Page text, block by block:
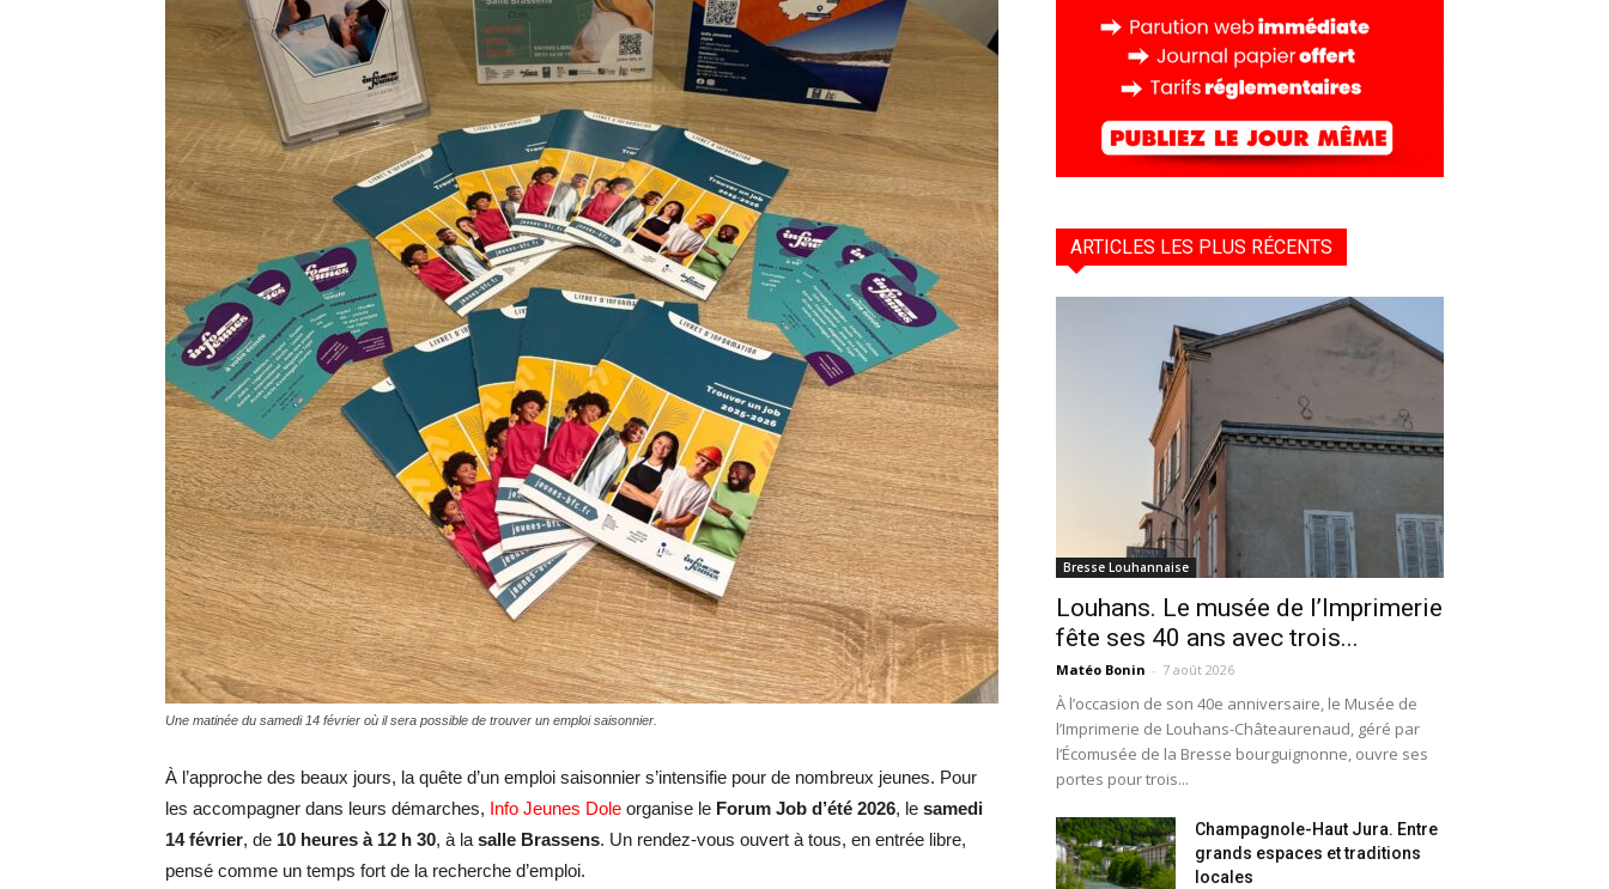
Hebdo39
Une matinée du samedi 14 février où il sera possible de trouver un emploi saisonnier.
À l’approche des beaux jours, la quête d’un emploi saisonnier s’intensifie pour de nombreux jeunes. Pour
les accompagner dans leurs démarches, Info Jeunes Dole organise le Forum Job d’été 2026, le samedi
14 février, de 10 heures à 12 h 30, à la salle Brassens. Un rendez-vous ouvert à tous, en entrée libre,
pensé comme un temps fort de la recherche d’emploi.
ARTICLES LES PLUS RÉCENTS
Bresse Louhannaise
Louhans. Le musée de l’Imprimerie
fête ses 40 ans avec trois...
Matéo Bonin - 7 août 2026
À l’occasion de son 40e anniversaire, le Musée de
l’Imprimerie de Louhans-Châteaurenaud, géré par
l’Écomusée de la Bresse bourguignonne, ouvre ses
portes pour trois...
Champagnole-Haut Jura. Entre
grands espaces et traditions
locales